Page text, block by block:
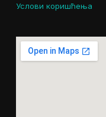
Услови коришћења